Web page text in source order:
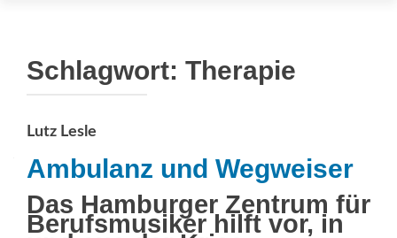
Schlagwort: Therapie
Lutz Lesle
Ambulanz und Wegweiser
Das Hamburger Zentrum für
Berufsmusiker hilft vor, in